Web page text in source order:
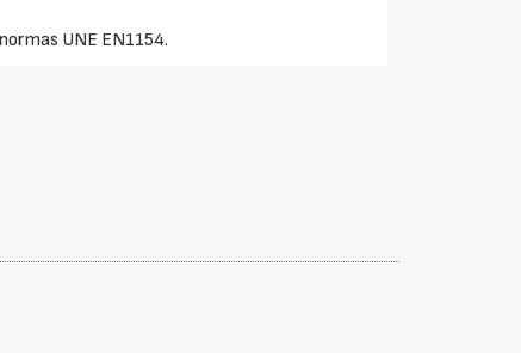
UNE EN1154.